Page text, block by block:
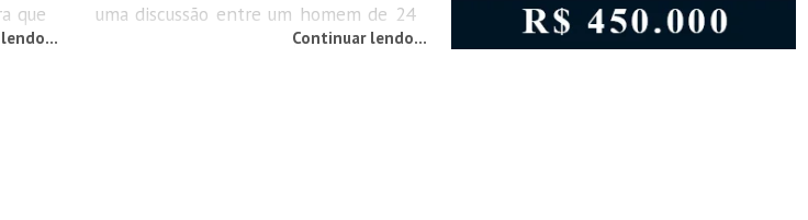
que
O
uma discussão entre um homem de 24
anos e seu sogro, um homem de 49
Continuar lendo...